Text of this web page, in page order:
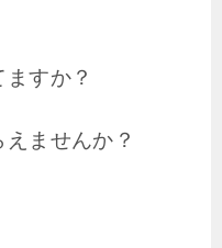
ますか？
ませんか？